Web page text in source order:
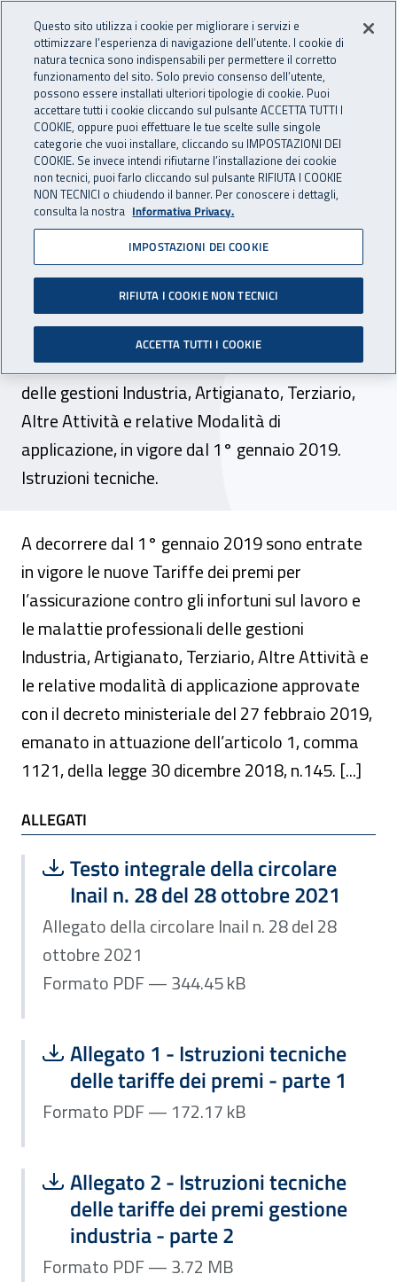
INAIL - Istituto Nazionale
Apri cerca
Navigazione principale
Navigazione - Ti trovi in:
Home Atti e documenti Circolari Inail
28 ottobre 2021
28 ottobre 2021
Circolare Inail n. 28 del 28
ottobre 2021
Tariffe dei premi per l'assicurazione contro gli
infortuni sul lavoro e le malattie professionali
delle gestioni Industria, Artigianato, Terziario,
Altre Attività e relative Modalità di
applicazione, in vigore dal 1° gennaio 2019.
Istruzioni tecniche.
A decorrere dal 1° gennaio 2019 sono entrate
in vigore le nuove Tariffe dei premi per
l’assicurazione contro gli infortuni sul lavoro e
le malattie professionali delle gestioni
Industria, Artigianato, Terziario, Altre Attività e
le relative modalità di applicazione approvate
con il decreto ministeriale del 27 febbraio 2019,
emanato in attuazione dell’articolo 1, comma
1121, della legge 30 dicembre 2018, n.145. [...]
ALLEGATI
ALLEGATI
Scarica file:
Testo integrale della circolare
Inail n. 28 del 28 ottobre 2021
Formato PDF — Dimensione 344.45 kB
Allegato della circolare Inail n. 28 del 28
ottobre 2021
Formato PDF — 344.45 kB
Scarica file:
Allegato 1 - Istruzioni tecniche
delle tariffe dei premi - parte 1
Formato PDF — Dimensione 172.17 kB
Formato PDF — 172.17 kB
Scarica file:
Allegato 2 - Istruzioni tecniche
delle tariffe dei premi gestione
industria - parte 2
Formato PDF — Dimensione 3.72 MB
Formato PDF — 3.72 MB
Questo sito utilizza i cookie per migliorare i servizi e
ottimizzare l’esperienza di navigazione dell’utente. I cookie di
natura tecnica sono indispensabili per permettere il corretto
funzionamento del sito. Solo previo consenso dell’utente,
possono essere installati ulteriori tipologie di cookie. Puoi
accettare tutti i cookie cliccando sul pulsante ACCETTA TUTTI I
COOKIE, oppure puoi effettuare le tue scelte sulle singole
categorie che vuoi installare, cliccando su IMPOSTAZIONI DEI
COOKIE. Se invece intendi rifiutarne l’installazione dei cookie
non tecnici, puoi farlo cliccando sul pulsante RIFIUTA I COOKIE
NON TECNICI o chiudendo il banner. Per conoscere i dettagli,
consulta la nostra Informativa Privacy.
IMPOSTAZIONI DEI COOKIE
RIFIUTA I COOKIE NON TECNICI
ACCETTA TUTTI I COOKIE